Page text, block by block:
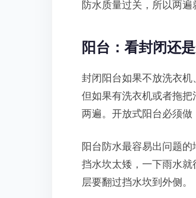
防水质量过关，所以两遍
阳台：看封闭还
封闭阳台如果不放洗衣机
但如果有洗衣机或者拖
两遍。开放式阳台必须做
阳台防水最容易出问题
挡水坎太矮，一下雨水
层要翻过挡水坎到外侧。